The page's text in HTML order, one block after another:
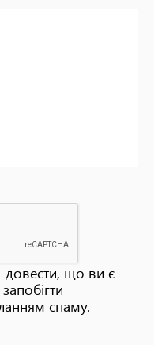
що ви є
спаму.